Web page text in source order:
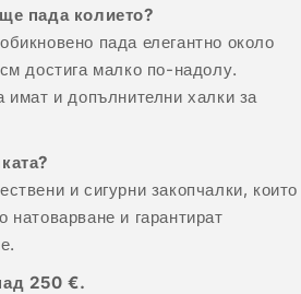
пада колието?
пада елегантно около
достига малко по-надолу.
имат и допълнителни халки за
и сигурни закопчалки, които
и гарантират
250 €.